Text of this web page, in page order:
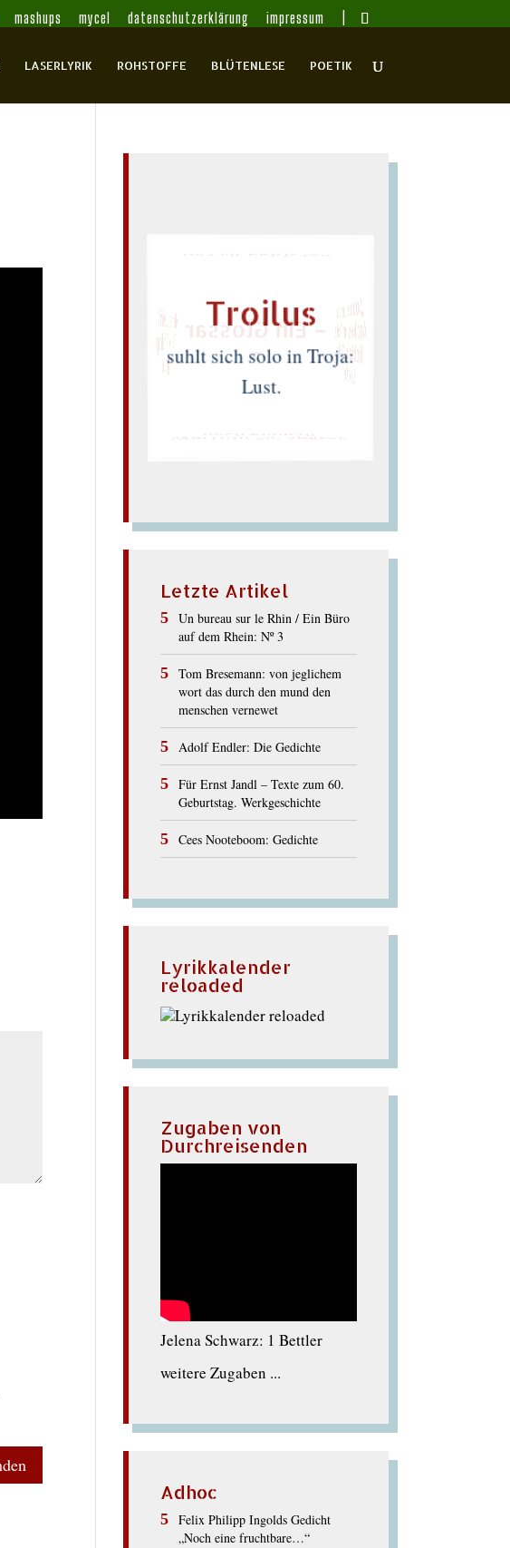
mashups mycel datenschutzerklärung impressum
LASERLYRIK ROHSTOFFE BLÜTENLESE POETIK
tickte o Gott
Lotte"
Troilus
suhlt sich solo in Troja:
Lust.
Ingold
– Ein Glossar
–
Letzte Artikel
Un bureau sur le Rhin / Ein Büro
auf dem Rhein: Nº 3
Tom Bresemann: von jeglichem
wort das durch den mund den
menschen vernewet
Adolf Endler: Die Gedichte
Für Ernst Jandl – Texte zum 60.
Geburtstag. Werkgeschichte
Cees Nooteboom: Gedichte
Lyrikkalender
reloaded
Zugaben von
Durchreisenden
Jelena Schwarz: 1 Bettler
weitere Zugaben ...
Adhoc
Felix Philipp Ingolds Gedicht
„Noch eine fruchtbare…“